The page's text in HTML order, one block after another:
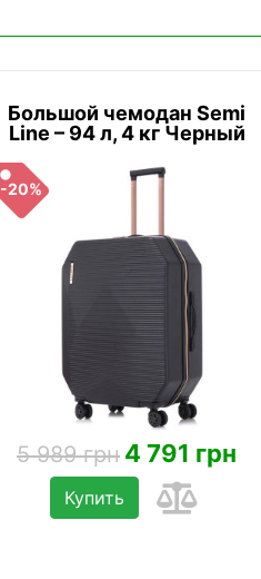
Большой чемодан Semi
Line – 94 л, 4 кг Черный
-20%
5 989 грн 4 791 грн
Купить